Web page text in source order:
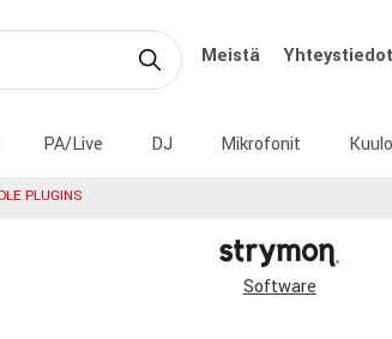
Meistä Yhteystiedot
PA/Live DJ Mikrofonit
PLUGINS
Software